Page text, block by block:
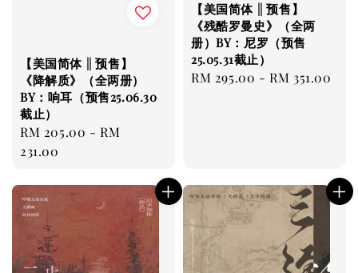
【美国简体 || 预售】
《降解质》（全两册）
BY：响耳（预售25.06.30
截止）
Regular
price
RM 205.00 -RM
231.00
【美国简体 || 预售】
《残酷罗曼史》（全两
册）BY：尼罗（预售
25.05.31截止）
Regular
RM 295.00 -RM 351.00